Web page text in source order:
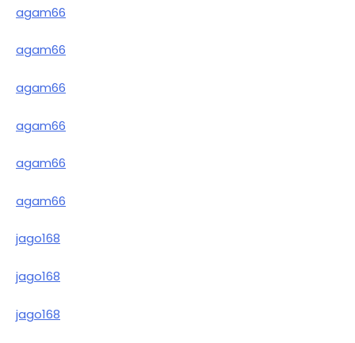
agam66
agam66
agam66
agam66
agam66
agam66
jago168
jago168
jago168